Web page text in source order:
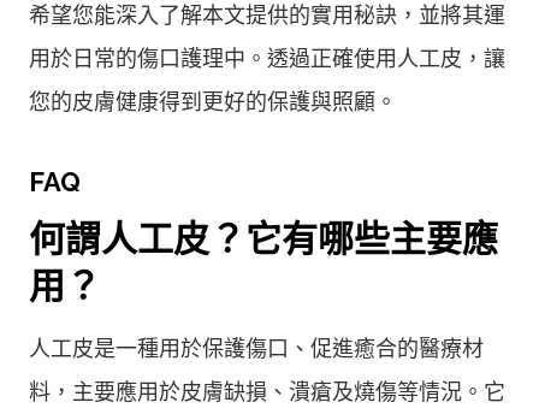
希望您能深入了解本文提供的實用秘訣，並將其運
用於日常的傷口護理中。透過正確使用人工皮，讓
您的皮膚健康得到更好的保護與照顧。
FAQ
何謂人工皮？它有哪些主要應
用？
人工皮是一種用於保護傷口、促進癒合的醫療材
料，主要應用於皮膚缺損、潰瘡及燒傷等情況。它